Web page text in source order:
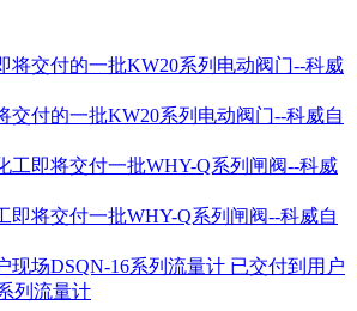
交付的一批KW20系列电动阀门--科威自
即将交付一批WHY-Q系列闸阀--科威自
已交付到用户
列流量计